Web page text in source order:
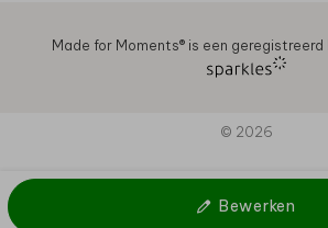
Bewerken
Made for Moments®️ is een geregistreerd
© 2026